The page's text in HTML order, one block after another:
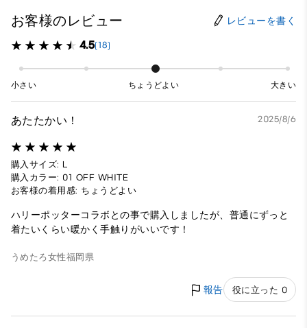
お客様のレビュー レビューを書く
4.5(18)
小さい ちょうどよい 大きい
あたたかい！ 2025/8/6
購入サイズ: L
購入カラー: 01 OFF WHITE
お客様の着用感: ちょうどよい
ハリーポッターコラボとの事で購入しましたが、普通にずっと
着たいくらい暖かく手触りがいいです！
うめたろ 女性福岡県
報告 役に立った 0